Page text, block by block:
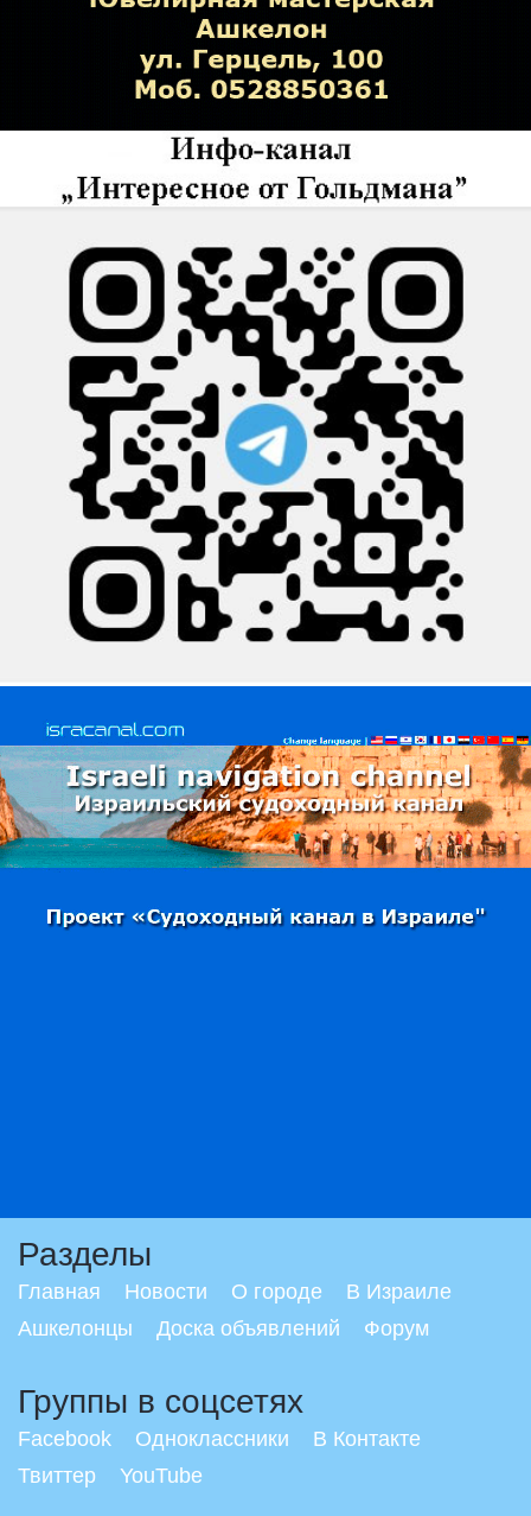
Разделы
Главная Новости О городе
В Израиле
Ашкелонцы
Доска объявлений Форум
Группы в соцсетях
Facebook Одноклассники
В Контакте
Твиттер
YouTube